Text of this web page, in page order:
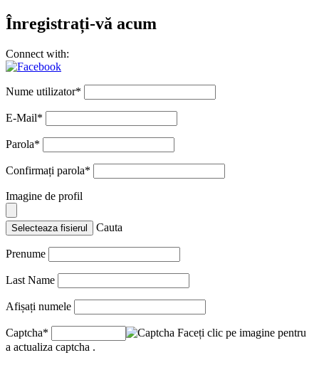
Înregistrați-vă acum
Connect with:
Nume utilizator*
E-Mail*
Parola*
Confirmați parola*
Imagine de profil
Selecteaza fisierul Cauta
Prenume
Last Name
Afișați numele
Captcha*
Faceți clic pe imagine pentru
a actualiza captcha .